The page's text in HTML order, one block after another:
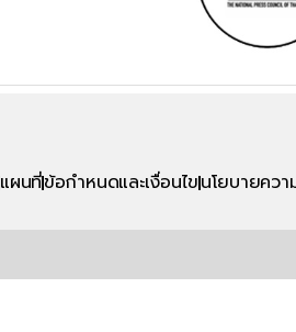
แผนที่ข้อกำหนดและเงื่อนไขนโยบายควา